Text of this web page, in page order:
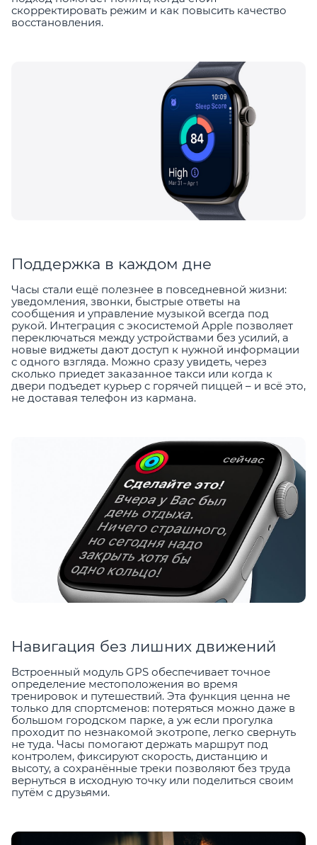
скорректировать режим и как повысить качество
восстановления.
Поддержка в каждом дне
Часы стали ещё полезнее в повседневной жизни:
уведомления, звонки, быстрые ответы на
сообщения и управление музыкой всегда под
рукой. Интеграция с экосистемой Apple позволяет
переключаться между устройствами без усилий, а
новые виджеты дают доступ к нужной информации
с одного взгляда. Можно сразу увидеть, через
сколько приедет заказанное такси или когда к
двери подъедет курьер с горячей пиццей – и всё это,
не доставая телефон из кармана.
Навигация без лишних движений
Встроенный модуль GPS обеспечивает точное
определение местоположения во время
тренировок и путешествий. Эта функция ценна не
только для спортсменов: потеряться можно даже в
большом городском парке, а уж если прогулка
проходит по незнакомой экотропе, легко свернуть
не туда. Часы помогают держать маршрут под
контролем, фиксируют скорость, дистанцию и
высоту, а сохранённые треки позволяют без труда
вернуться в исходную точку или поделиться своим
путём с друзьями.